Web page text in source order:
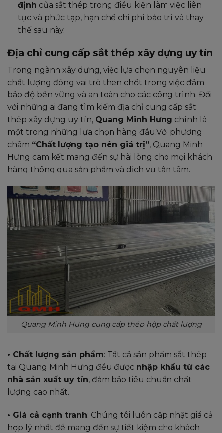
định của sắt thép trong điều kiện làm việc liên
tục và phức tạp, hạn chế chi phí bảo trì và thay
thế sau này.
Địa chỉ cung cấp sắt thép xây dựng uy tín
Trong ngành xây dựng, việc lựa chọn nguyên liệu
chất lượng đóng vai trò then chốt trong việc đảm
bảo độ bền vững và an toàn cho các công trình. Đối
với những ai đang tìm kiếm địa chỉ cung cấp sắt
thép xây dựng uy tín, Quang Minh Hưng chính là
một trong những lựa chọn hàng đầu.Với phương
châm “Chất lượng tạo nên giá trị”, Quang Minh
Hưng cam kết mang đến sự hài lòng cho mọi khách
hàng thông qua sản phẩm và dịch vụ tận tâm.
Quang Minh Hưng cung cấp thép hộp chất lượng
• Chất lượng sản phẩm: Tất cả sản phẩm sắt thép
tại Quang Minh Hưng đều được nhập khẩu từ các
nhà sản xuất uy tín, đảm bảo tiêu chuẩn chất
lượng cao nhất.
• Giá cả cạnh tranh: Chúng tôi luôn cập nhật giá cả
hợp lý nhất để mang đến sự tiết kiệm cho khách